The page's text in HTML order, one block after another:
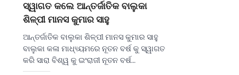
ସ୍ୱାଗତ କଲେ ଆନ୍ତର୍ଜାତିକ ବାଲୁକା
ଶିଳ୍ପୀ ମାନସ କୁମାର ସାହୁ
ଆନ୍ତର୍ଜାତିକ ବାଲୁକା ଶିଳ୍ପୀ ମାନସ କୁମାର ସାହୁ
ବାଲୁକା କଳା ମାଧ୍ୟ୍ୟମରେ ନୂତନ ବର୍ଷ କୁ ସ୍ୱାଗତ
କରି ସାରା ବିଶ୍ୱ କୁ ଇଂରାଜୀ ନୂତନ ବର୍ଷ…